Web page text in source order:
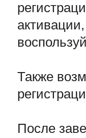
Также
После